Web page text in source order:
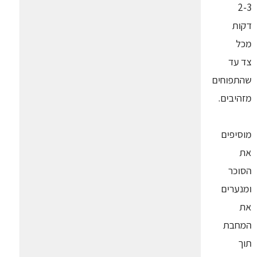
2-3
דקות
מכל
צד עד
שהתפוחים
מזהיבים.
מוסיפים
את
הסוכר
ומנערים
את
המחבת
תוך